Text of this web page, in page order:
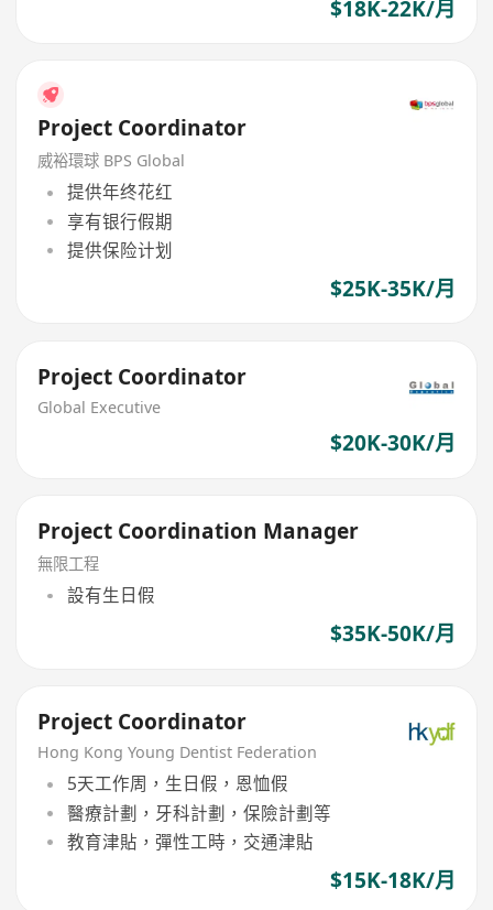
$18K-22K/月
Project Coordinator
威裕環球 BPS Global
提供年终花红
享有银行假期
提供保险计划
$25K-35K/月
Project Coordinator
Global Executive
$20K-30K/月
Project Coordination Manager
無限工程
設有生日假
$35K-50K/月
Project Coordinator
Hong Kong Young Dentist Federation
5天工作周，生日假，恩恤假
醫療計劃，牙科計劃，保險計劃等
教育津貼，彈性工時，交通津貼
$15K-18K/月